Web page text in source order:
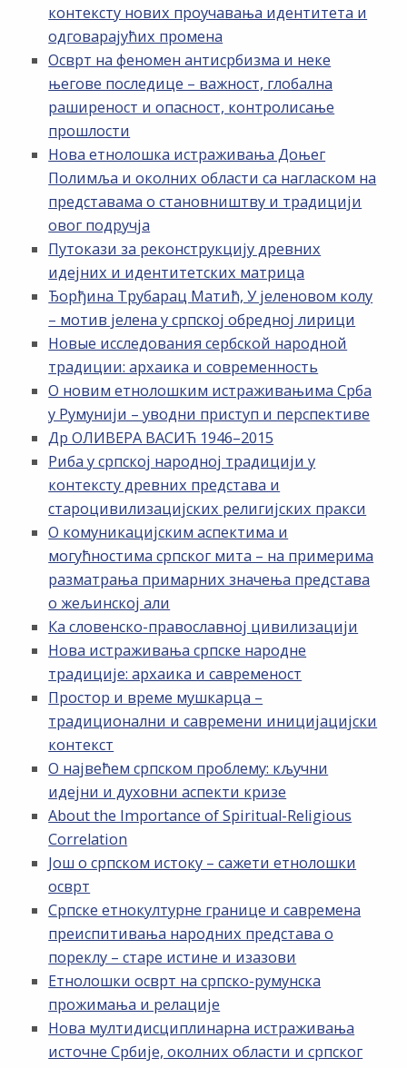
контексту нових проучавања идентитета и
одговарајућих промена
Осврт на феномен антисрбизма и неке
његове последице – важност, глобална
раширеност и опасност, контролисање
прошлости
Нова етнолошка истраживања Доњег
Полимља и околних области са нагласком на
представама о становништву и традицији
овог подручја
Путокази за реконструкцију древних
идејних и идентитетских матрица
Ђорђина Трубарац Матић, У јеленовом колу
– мотив јелена у српској обредној лирици
Новые исследования сербской народной
традиции: архаика и современность
О новим етнолошким истраживањима Срба
у Румунији – уводни приступ и перспективе
Др ОЛИВЕРА ВАСИЋ 1946–2015
Риба у српској народној традицији у
контексту древних представа и
староцивилизацијских религијских пракси
О комуникацијским аспектима и
могућностима српског мита – на примерима
разматрања примарних значења представа
о жељинској али
Ка словенско-православној цивилизацији
Нова истраживања српске народне
традиције: архаика и савременост
Простор и време мушкарца –
традиционални и савремени иницијацијски
контекст
О највећем српском проблему: кључни
идејни и духовни аспекти кризе
About the Importance of Spiritual-Religious
Correlation
Још о српском истоку – сажети етнолошки
осврт
Српске етнокултурне границе и савремена
преиспитивања народних представа о
пореклу – старе истине и изазови
Етнолошки осврт на српско-румунска
прожимања и релације
Нова мултидисциплинарна истраживања
источне Србије, околних области и српског